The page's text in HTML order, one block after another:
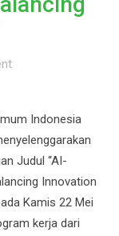
Indonesia
Judul “AI-
Innovation
Kamis 22 Mei
kerja dari